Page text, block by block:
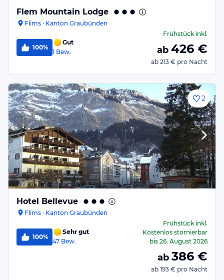
Flem Mountain Lodge
Flims · Kanton Graubünden
100%
Gut
1 Bew.
Frühstückinkl.
ab 426 €
ab 213 € pro Nacht
2
Hotel Bellevue
Flims · Kanton Graubünden
100%
Sehr gut
47 Bew.
Frühstückinkl.
Kostenlos stornierbar
bis 26. August 2026
ab 386 €
ab 193 € pro Nacht